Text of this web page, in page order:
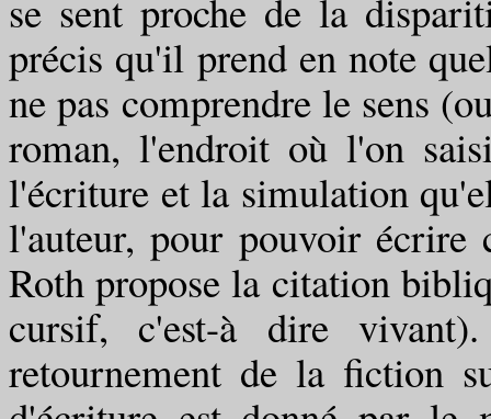
se sent proche de la
précis qu'il prend en note
ne pas comprendre le sens
roman, l'endroit où l'on
l'écriture et la simulation
l'auteur, pour pouvoir écrire
Roth propose la citation
cursif, c'est-à dire
retournement de la fiction